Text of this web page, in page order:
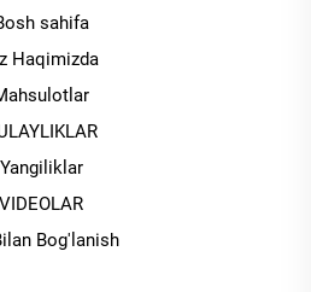
sahifa
Haqimizda
Yangiliklar
VIDEOLAR
Bog'lanish